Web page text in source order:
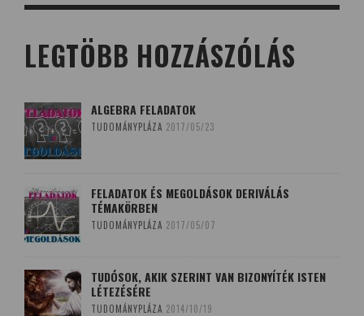
LEGTÖBB HOZZÁSZÓLÁS
ALGEBRA FELADATOK
TUDOMÁNYPLÁZA 2017/05/23
FELADATOK ÉS MEGOLDÁSOK DERIVÁLÁS
TÉMAKÖRBEN
TUDOMÁNYPLÁZA 2017/05/07
TUDÓSOK, AKIK SZERINT VAN BIZONYÍTÉK ISTEN
LÉTEZÉSÉRE
TUDOMÁNYPLÁZA 2014/10/19